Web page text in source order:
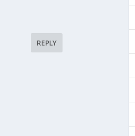
REPLY